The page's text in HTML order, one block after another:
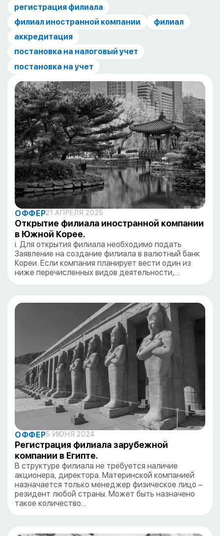
регистрация филиала
филиал иностранной компании
филиал
аккредитация
постановка на налоговый учет
постановка на учет
ОФФЕР21 АПРЕЛЯ 2025
Открытие филиала иностранной компании
в Южной Корее.
i. Для открытия филиала необходимо подать
Заявление на создание филиала в валютный банк
Кореи. Если компания планирует вести один из
ниже перечисленных видов деятельности,…
ОФФЕР5 ИЮНЯ 2024
Регистрация филиала зарубежной
компании в Египте.
В структуре филиала не требуется наличие
акционера, директора. Материнской компанией
назначается только менеджер физическое лицо –
резидент любой страны. Может быть назначено
такое количество…